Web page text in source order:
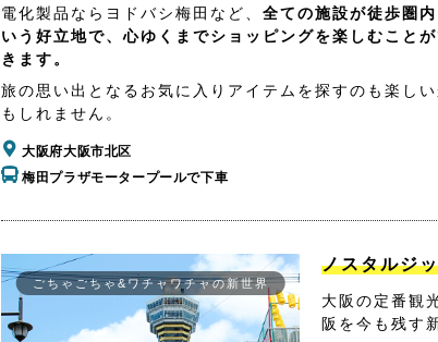
電化製品ならヨドバシ梅田など、 全ての施設が徒歩圏内
いう好立地で、心ゆくまでショッピングを楽しむこと
きます。
旅の思い出となるお気に入りアイテムを探すのも楽しい
もしれません。
大阪府大阪市北区
梅田プラザモータープールで下車
ごちゃごちゃ&ワチャワチャの新世界
ノスタルジ
大阪の定番観
阪を今も残す